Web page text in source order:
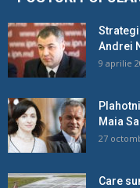
Andrei
9 aprilie
Maia
27
Care